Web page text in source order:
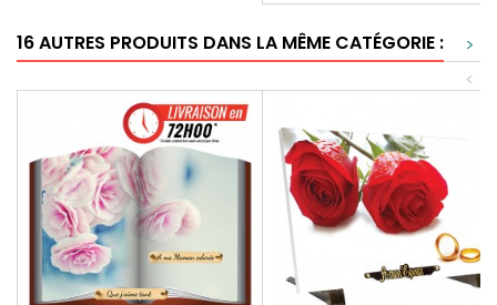
16 AUTRES PRODUITS DANS LA MÊME CATÉGORIE :
>
<